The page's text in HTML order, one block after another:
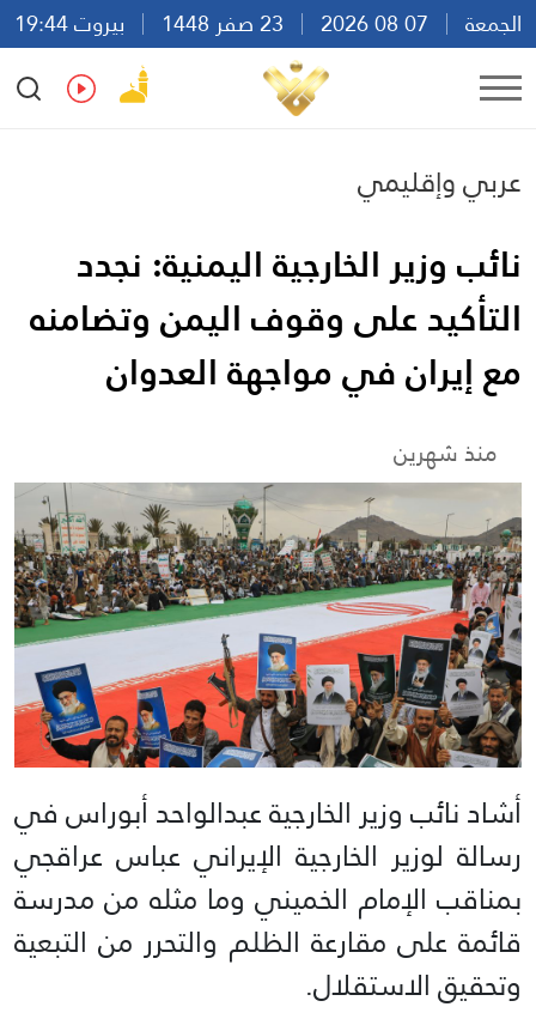
الجمعة
بيروت 19:44
Ar
En Fr Es
عربي وإقليمي
نائب وزير الخارجية اليمنية: نجدد
التأكيد على وقوف اليمن وتضامنه
مع إيران في مواجهة العدوان
منذ شهرين
أشاد نائب وزير الخارجية عبدالواحد أبوراس في
رسالة لوزير الخارجية الإيراني عباس عراقجي
بمناقب الإمام الخميني وما مثله من مدرسة
قائمة على مقارعة الظلم والتحرر من التبعية
وتحقيق الاستقلال.